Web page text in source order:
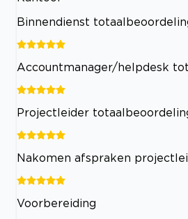
Binnendienst
Accountmanager/helpdesk
Projectleider
Nakomen afspraken
Voorbereiding